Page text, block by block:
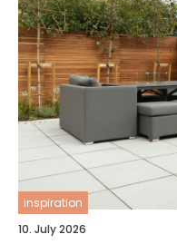
inspiration
10. July 2026